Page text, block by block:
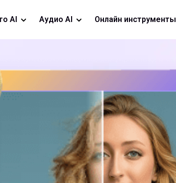
AI Аудио AI Онлайн инструменты